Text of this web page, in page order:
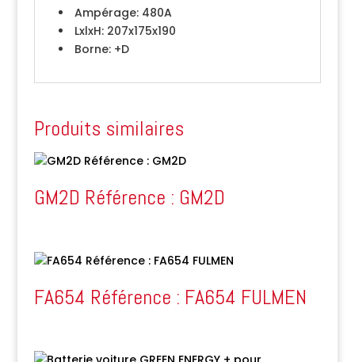
Ampérage:480A
LxlxH:207x175x190
Borne:+D
Produits similaires
GM2D Référence : GM2D
FA654 Référence : FA654 FULMEN